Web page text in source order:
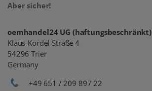
Aber sicher!
oemhandel24 UG (haftungsbeschränkt)
Klaus-Kordel-Straße 4
54296 Trier
Germany
+49 651 / 209 897 22